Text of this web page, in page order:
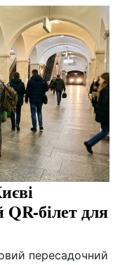
білет для
пересадочний